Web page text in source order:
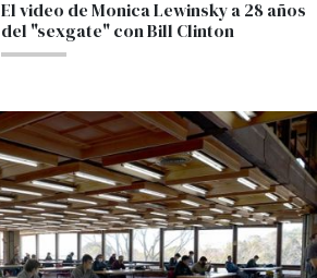
El video de Monica Lewinsky a 28 años
del "sexgate" con Bill Clinton